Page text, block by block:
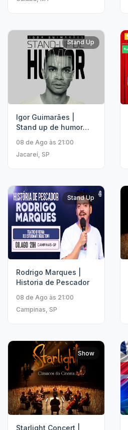
Stand Up
Igor Guimarães |
Stand up de humor
08 de Ago às 21:00
Jacareí, SP
Stand Up
Rodrigo Marques |
Historia de Pescador
08 de Ago às 21:00
Campinas, SP
Show
Starlight Concert |